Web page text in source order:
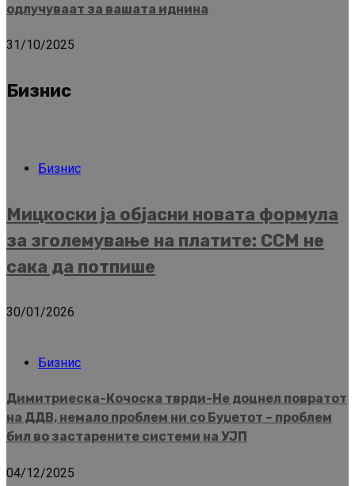
одлучуваат за вашата иднина
31/10/2025
Бизнис
Бизнис
Мицкоски ја објасни новата формула
за зголемување на платите: ССМ не
сака да потпише
30/01/2026
Бизнис
Димитриеска-Кочоска тврди-Не доцнел повратот
на ДДВ, немало проблем ни со Буџетот – проблем
бил во застарените системи на УЈП
04/12/2025